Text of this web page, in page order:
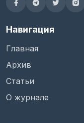
Навигация
Главная
Архив
Статьи
О журнале